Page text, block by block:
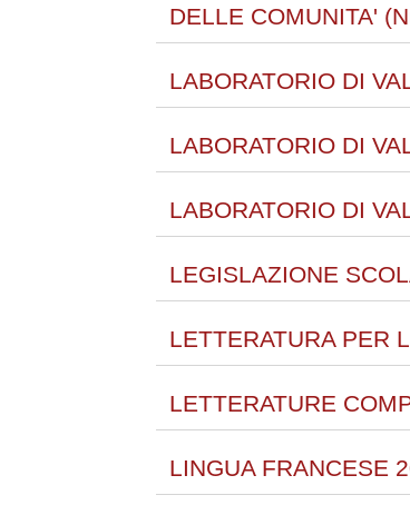
DELLE COMUNITA'
LABORATORIO DI
LABORATORIO DI
LABORATORIO DI
LEGISLAZIONE
LETTERATURA PER
LETTERATURE
LINGUA FRANCESE